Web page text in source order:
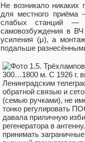
Не возникало никаких
для местного
слабых станций —
самовозбуждения в
усиления (μ), а
подальше